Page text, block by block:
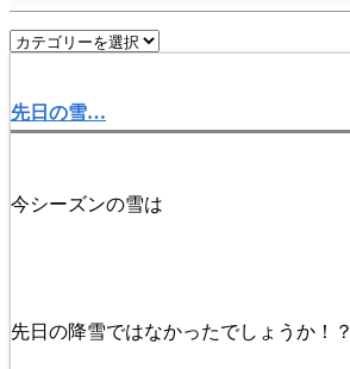
先日の雪…
今シーズンの雪は
先日の降雪ではなかったでしょうか！？